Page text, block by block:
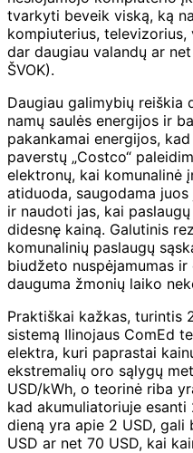
tvarkyti beveik viską, ką
kompiuterius,
dar daugiau valandų ar
ŠVOK).
Daugiau galimybių reiškia
namų saulės energijos ir
pakankamai energijos,
paverstų „Costco“
elektronų, kai komunalinė
atiduoda, saugodama juos
ir naudoti jas, kai
didesnę kainą. Galutinis
komunalinių paslaugų
biudžeto nuspėjamumas
dauguma žmonių laiko
Praktiškai kažkas, turintis
sistemą Ilinojaus ComEd
elektra, kuri paprastai
ekstremalių oro sąlygų
USD/kWh, o teorinė riba
kad akumuliatoriuje
dieną yra apie 2 USD,
USD ar net 70 USD, kai